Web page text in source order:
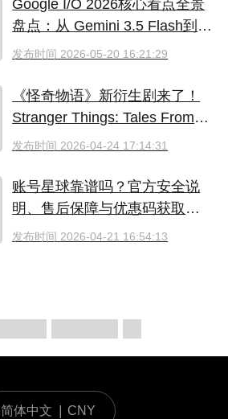
Google I/O 2026核心看点全景
盘点：从 Gemini 3.5 Flash到全
新AI智能体生态
发布时间 2026-05-20 16:21:29
《怪奇物语》新衍生剧来了！
Stranger Things: Tales From
'85 好看吗？附奈飞拼车低价观
发布时间 2026-04-24 17:14:31
账号星球靠谱吗？官方安全说
明、售后保障与优惠码获取指
南（2026）
发布时间 2026-04-21 16:54:13
简体中文 CNY